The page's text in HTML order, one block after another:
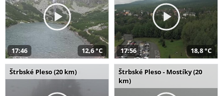
17:46 12,6 °C 17:56 18,8 °C
Štrbské Pleso (20 km)
Štrbské Pleso - Mostíky (20
km)